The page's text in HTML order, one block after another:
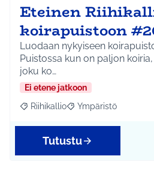
Eteinen
koirapuistoon
Luodaan nykyiseen
Puistossa kun on paljon
joku ko…
Ei etene jatkoon
Rajaa tulokset aihepiirin mukaan:
Riihikallio Rajaa tulokset
Ympäristö
Tutustu